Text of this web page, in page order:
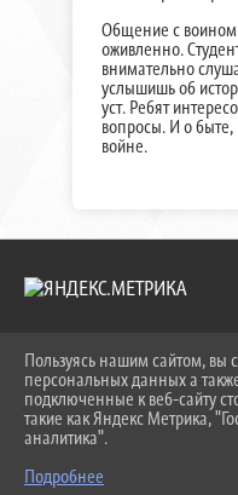
Общение с
оживленно.
внимательно
услышишь об
уст. Ребят
вопросы. И о быте,
войне.
2026 Г. KEIPBK.RU
ВХОД
КАРТА САЙТА
ПОЛИТИКА
СДЕЛАНО НА KUBCMS
Пользуясь нашим сайтом, вы
персональных данных а
подключенные к веб-сайту
такие как Яндекс Метрика,
аналитика".
Подробнее